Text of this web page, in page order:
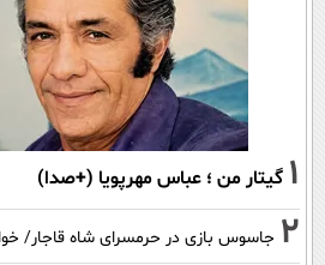
1 گیتار من ؛ عباس مهرپویا (+صدا)
2 جاسوس بازی در حرمسرای شاه قاجار/